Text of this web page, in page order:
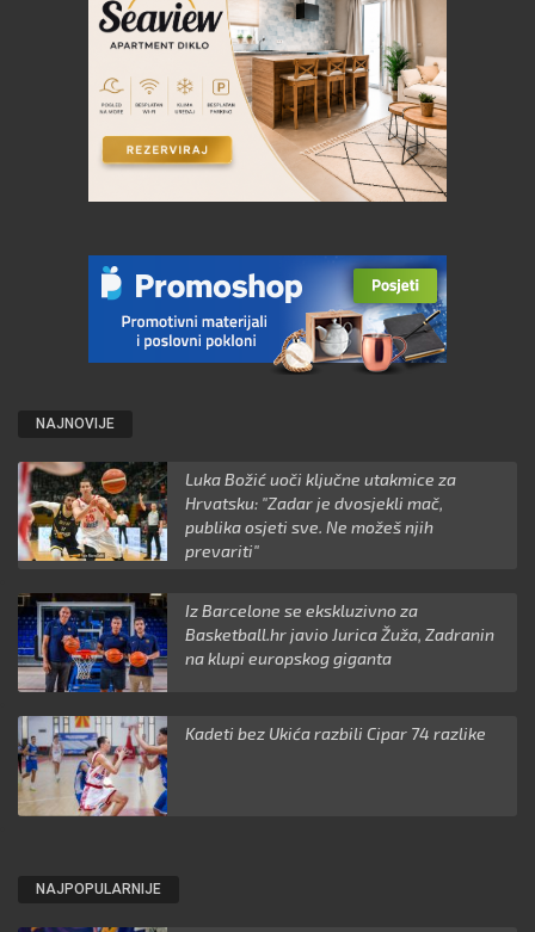
NAJNOVIJE
Luka Božić uoči ključne utakmice za
Hrvatsku: "Zadar je dvosjekli mač,
publika osjeti sve. Ne možeš njih
prevariti"
Iz Barcelone se ekskluzivno za
Basketball.hr javio Jurica Žuža, Zadranin
na klupi europskog giganta
Kadeti bez Ukića razbili Cipar 74 razlike
NAJPOPULARNIJE